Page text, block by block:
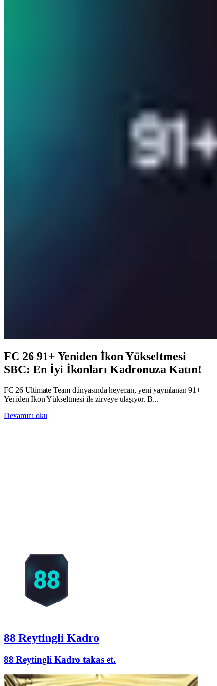
FC 26 91+ Yeniden İkon Yükseltmesi
SBC: En İyi İkonları Kadronuza Katın!
FC 26 Ultimate Team dünyasında heyecan, yeni yayınlanan 91+
Yeniden İkon Yükseltmesi ile zirveye ulaşıyor. B...
Devamını oku
88 Reytingli Kadro
88 Reytingli Kadro takas et.